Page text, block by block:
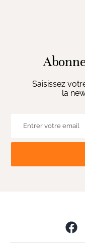
Saisissez
la